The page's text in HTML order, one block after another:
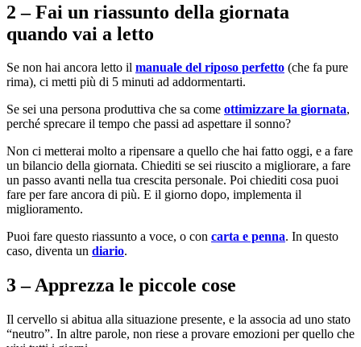
2 – Fai un riassunto della giornata
quando vai a letto
Se non hai ancora letto il manuale del riposo perfetto (che fa pure
rima), ci metti più di 5 minuti ad addormentarti.
Se sei una persona produttiva che sa come ottimizzare la giornata,
perché sprecare il tempo che passi ad aspettare il sonno?
Non ci metterai molto a ripensare a quello che hai fatto oggi, e a fare
un bilancio della giornata. Chiediti se sei riuscito a migliorare, a fare
un passo avanti nella tua crescita personale. Poi chiediti cosa puoi
fare per fare ancora di più. E il giorno dopo, implementa il
miglioramento.
Puoi fare questo riassunto a voce, o con carta e penna. In questo
caso, diventa un diario.
3 – Apprezza le piccole cose
Il cervello si abitua alla situazione presente, e la associa ad uno stato
“neutro”. In altre parole, non riese a provare emozioni per quello che